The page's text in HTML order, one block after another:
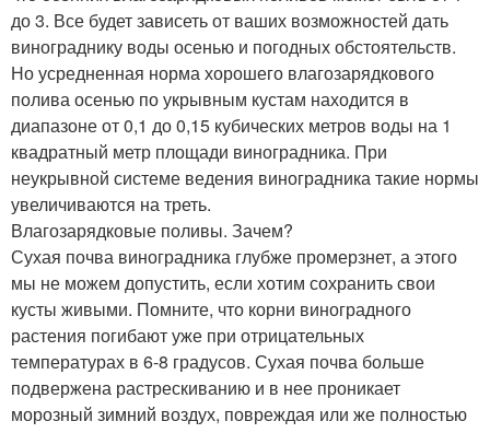
до 3. Все будет зависеть от ваших возможностей дать
винограднику воды осенью и погодных обстоятельств.
Но усредненная норма хорошего влагозарядкового
полива осенью по укрывным кустам находится в
диапазоне от 0,1 до 0,15 кубических метров воды на 1
квадратный метр площади виноградника. При
неукрывной системе ведения виноградника такие нормы
увеличиваются на треть.
Влагозарядковые поливы. Зачем?
Сухая почва виноградника глубже промерзнет, а этого
мы не можем допустить, если хотим сохранить свои
кусты живыми. Помните, что корни виноградного
растения погибают уже при отрицательных
температурах в 6-8 градусов. Сухая почва больше
подвержена растрескиванию и в нее проникает
морозный зимний воздух, повреждая или же полностью